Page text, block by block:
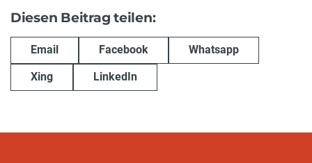
Diesen Beitrag teilen:
Email Facebook Whatsapp
Xing LinkedIn